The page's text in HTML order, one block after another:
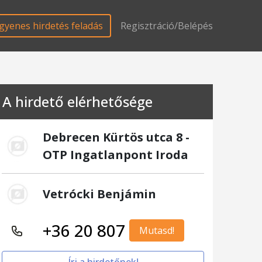
hirdetés feladás Regisztráció/Belépés
A hirdető elérhetősége
Debrecen Kürtös utca 8 -
OTP Ingatlanpont Iroda
Vetrócki Benjámin
+36 20 807 Mutasd!